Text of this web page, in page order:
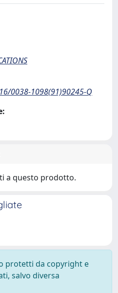
0038-1098(91)90245-Q
a questo prodotto.
protetti da copyright e
salvo diversa